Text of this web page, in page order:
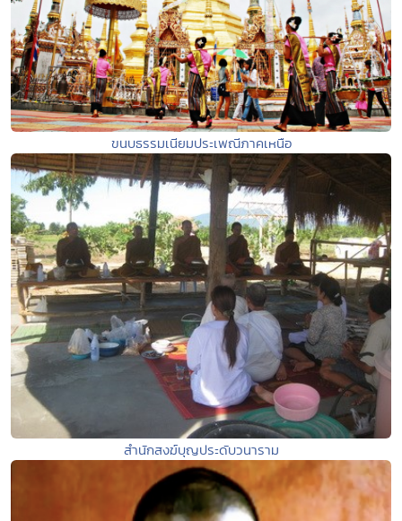
ขนบธรรมเนียมประเพณีภาคเหนือ
สำนักสงฆ์บุญประดับวนาราม